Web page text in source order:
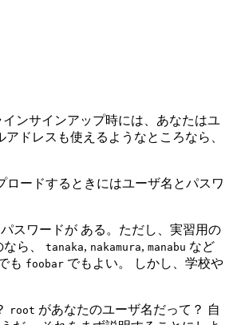
ンサインアップ時には、あなたはユ
ドレスも使えるようなところなら、
ロードするときにはユーザ名とパスワ
スワードが ある。ただし、実習用の
ら、 tanaka, nakamura, manabu など
も foobar でもよい。 しかし、学校や
root があなたのユーザ名だって？ 自